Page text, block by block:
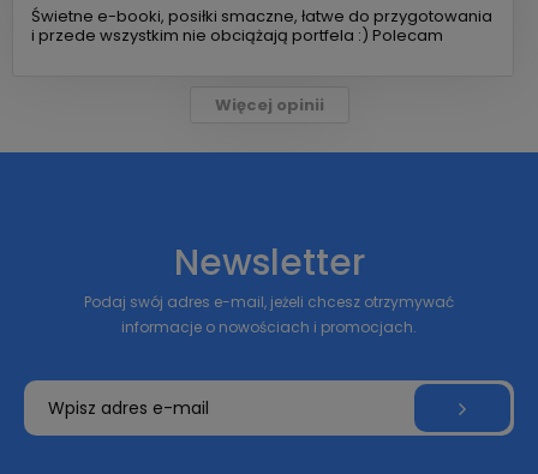
Świetne e-booki, posiłki smaczne, łatwe do przygotowania
i przede wszystkim nie obciążają portfela :) Polecam
Więcej opinii
Newsletter
Podaj swój adres e-mail, jeżeli chcesz otrzymywać
informacje o nowościach i promocjach.